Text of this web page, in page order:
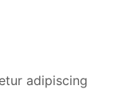
adipiscing